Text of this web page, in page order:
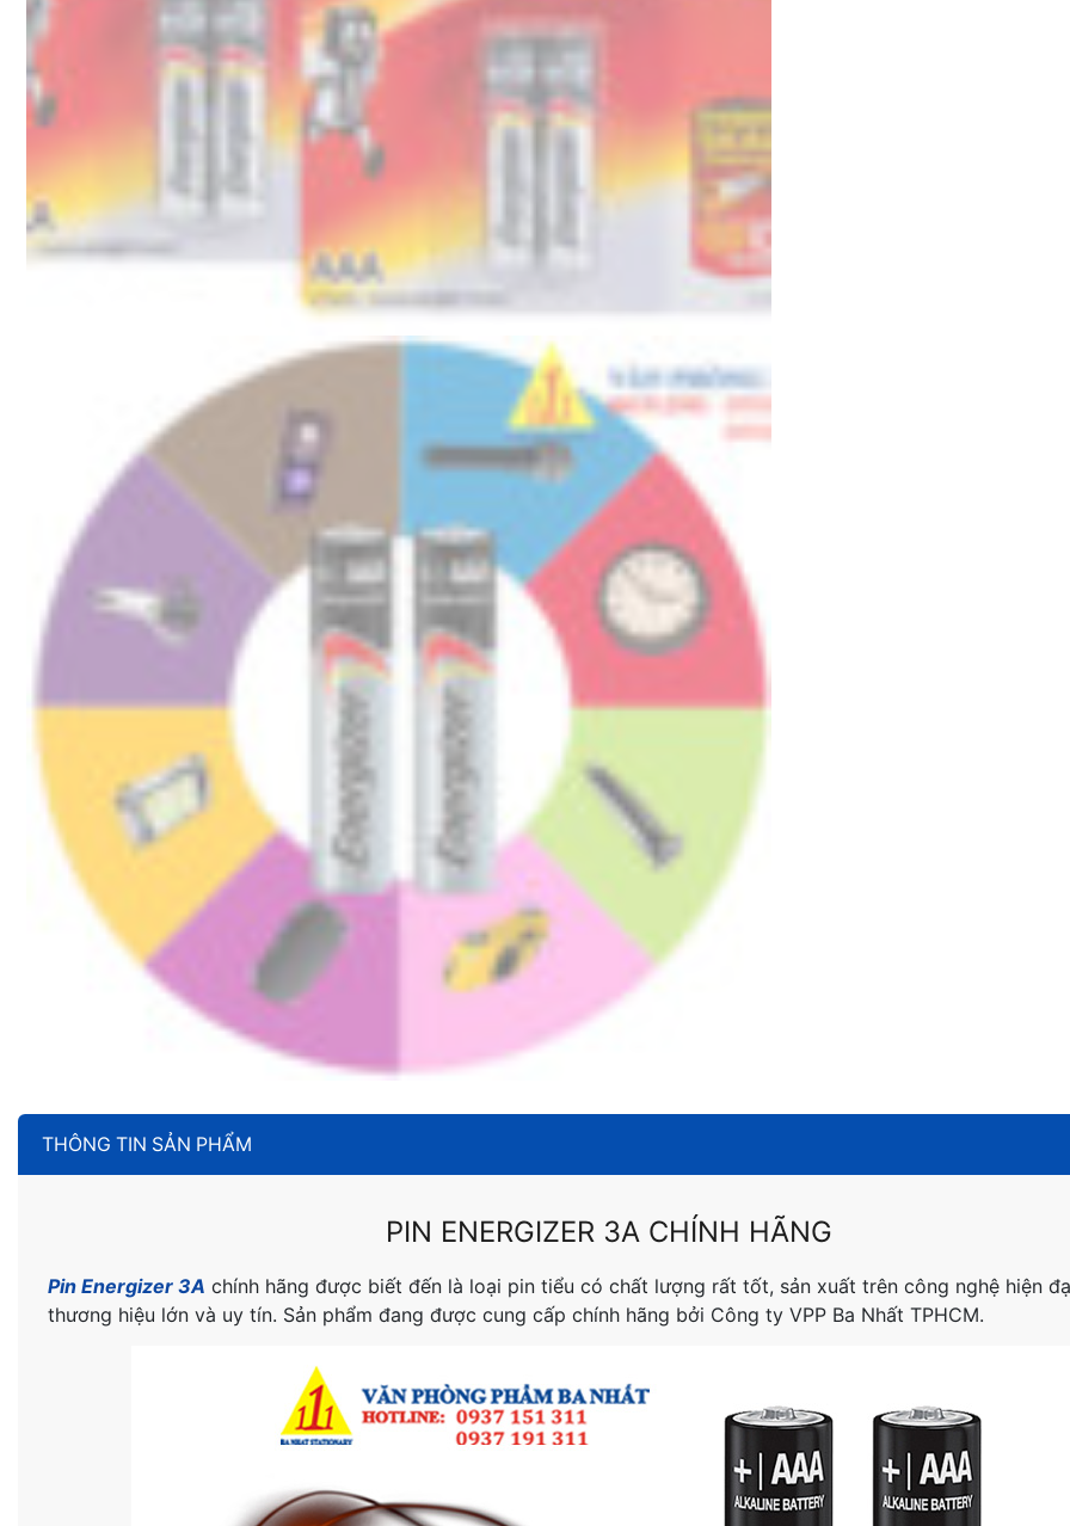
THÔNG TIN SẢN PHẨM
PIN ENERGIZER 3A CHÍNH HÃNG
Pin Energizer 3A chính hãng được biết đến là loại pin tiểu có chất lượng rất tốt, sản xuất trên công nghệ hiện
thương hiệu lớn và uy tín. Sản phẩm đang được cung cấp chính hãng bởi Công ty VPP Ba Nhất TPHCM.